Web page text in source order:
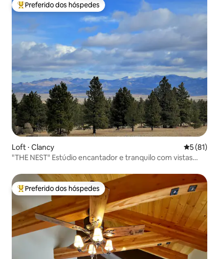
Entre os melhores preferidos dos hóspedes
Preferido dos hóspedes
Loft ⋅ Clancy 5 de uma
5 (81)
"THE NEST" Estúdio encantador e tranquilo com vistas
Entre os melhores preferidos dos hóspedes
Preferido dos hóspedes